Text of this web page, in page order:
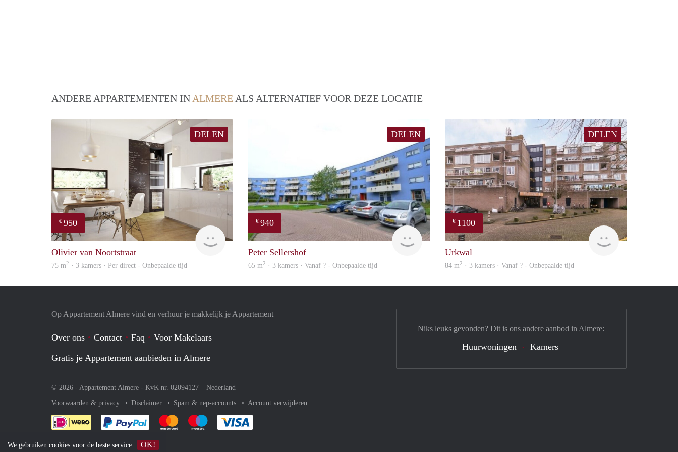
ANDERE APPARTEMENTEN IN ALMERE ALS ALTERNATIEF VOOR DEZE LOCATIE
DELEN
€ 950
Olivier van Noortstraat
75 m2 · 3 kamers · Per direct - Onbepaalde tijd
DELEN
€ 940
rent
Peter Sellershof
65 m2 · 3 kamers · Vanaf ? - Onbepaalde tijd
DELEN
€ 1100
rent
Urkwal
84 m2 · 3 kamers · Vanaf ? - Onbepaalde tijd
Op Appartement Almere vind en verhuur je makkelijk je Appartement
Over ons Contact Faq
Voor Makelaars
Gratis je Appartement aanbieden in Almere
© 2026 - Appartement Almere - KvK nr. 02094127 – Nederland
Voorwaarden & privacy
Disclaimer Spam & nep-accounts Account verwijderen
Je rekent gemakkelijk af met Paypal
Je rekent gemakkelijk af met Mastercard
Je rekent gemakkelijk af met Meastro
Niks leuks gevonden? Dit is ons andere aanbod in Almere:
Huurwoningen Kamers
We gebruiken cookies voor de beste service OK!